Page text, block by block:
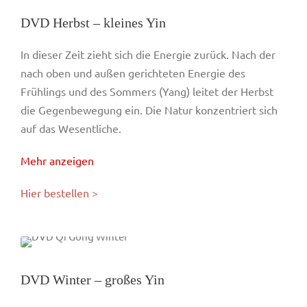
DVD Herbst – kleines Yin
In dieser Zeit zieht sich die Energie zurück. Nach der
nach oben und außen gerichteten Energie des
Frühlings und des Sommers (Yang) leitet der Herbst
die Gegenbewegung ein. Die Natur konzentriert sich
auf das Wesentliche.
Mehr anzeigen
Hier bestellen >
DVD Winter – großes Yin